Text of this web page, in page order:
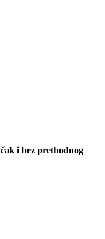
čak i bez prethodnog